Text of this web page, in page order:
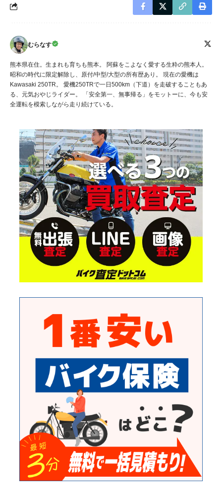
むらなす
熊本県在住。生まれも育ちも熊本。 阿蘇をこよなく愛する生粋の熊本人。
昭和の時代に限定解除し、原付/中型/大型の所有歴あり。 現在の愛機は
Kawasaki 250TR。 愛機250TRで一日500km（下道）を走破することもあ
る、元気おやじライダー。 「安全第一、無事帰る」をモットーに、今も安
全運転を模索しながら走り続けている。